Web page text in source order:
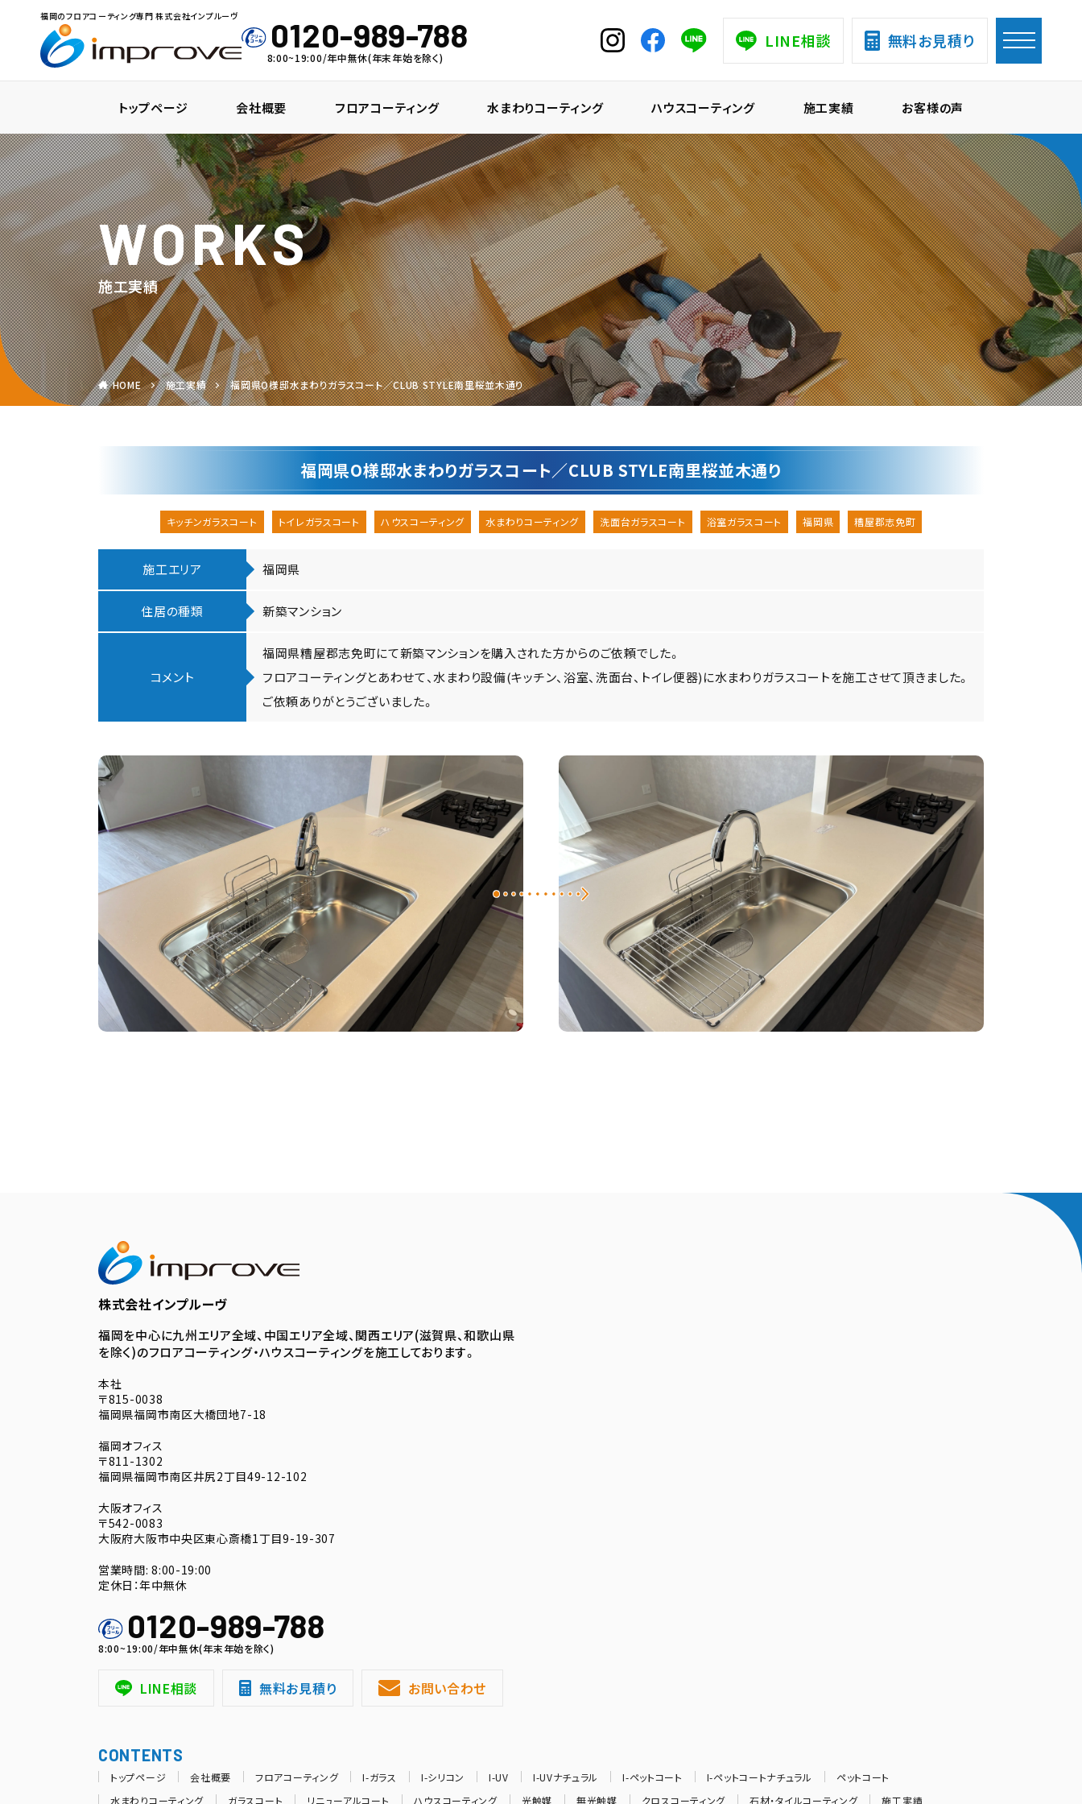
福岡のフロアコーティング専門 株式会社インプルーヴ 0120-989-788
8:00~19:00/年中無休(年末年始を除く)
LINE相談 無料お見積り
トップページ 会社概要 フロアコーティング 水まわりコーティング ハウスコーティング 施工実績 お客様の声
WORKS
施工実績
HOME 施工実績 福岡県O様邸水まわりガラスコート／CLUB STYLE南里桜並木通り
福岡県O様邸水まわりガラスコート／CLUB STYLE南里桜並木通り
キッチンガラスコート トイレガラスコート ハウスコーティング 水まわりコーティング 洗面台ガラスコート 浴室ガラスコート 福岡県 糟屋郡志免町
施工エリア 福岡県
住居の種類 新築マンション
コメント
福岡県糟屋郡志免町にて新築マンションを購入された方からのご依頼でした。
フロアコーティングとあわせて、水まわり設備(キッチン、浴室、洗面台、トイレ便器)に水まわりガラスコートを施工させて頂きました。
ご依頼ありがとうございました。
株式会社インプルーヴ
福岡を中心に九州エリア全域、中国エリア全域、関西エリア(滋賀県、和歌山県
を除く)のフロアコーティング・ハウスコーティングを施工しております。
本社
〒815-0038
福岡県福岡市南区大橋団地7-18
福岡オフィス
〒811-1302
福岡県福岡市南区井尻2丁目49-12-102
大阪オフィス
〒542-0083
大阪府大阪市中央区東心斎橋1丁目9-19-307
営業時間: 8:00-19:00
定休日：年中無休
0120-989-788
8:00~19:00/年中無休(年末年始を除く)
LINE相談 無料お見積り お問い合わせ
CONTENTS
トップページ 会社概要 フロアコーティング I-ガラス I-シリコン I-UV I-UVナチュラル I-ペットコート I-ペットコートナチュラル
ペットコート
水まわりコーティング
ガラスコート リニューアルコート ハウスコーティング 光触媒 無光触媒 クロスコーティング 石材・タイルコーティング 施工実績